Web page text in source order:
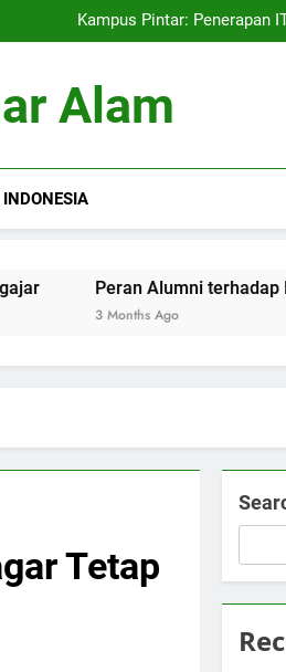
Kampus Pintar: Penerapan
Alumni terhadap Pengembangan
Kampus Pintar: Penerapan
Alumni terhadap Pengembangan
Alam
Alumni terhadap
Tetap